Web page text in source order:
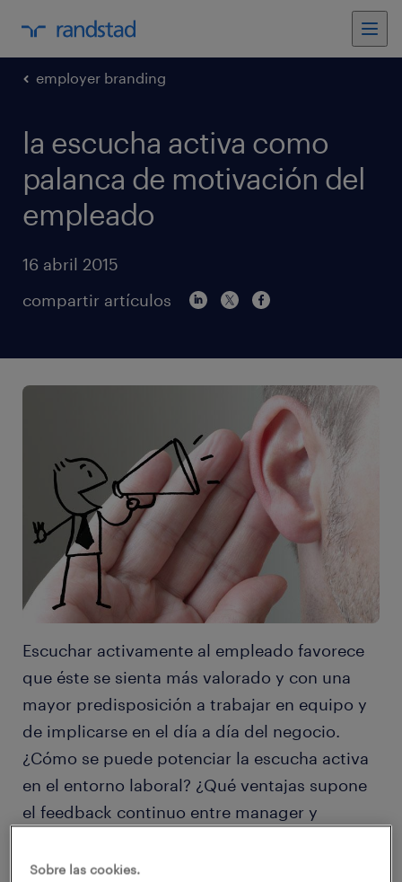
employer branding
la escucha activa como
palanca de motivación del
empleado
16 abril 2015
compartir artículos
Escuchar activamente al empleado favorece
que éste se sienta más valorado y con una
mayor predisposición a trabajar en equipo y
de implicarse en el día a día del negocio.
¿Cómo se puede potenciar la escucha activa
en el entorno laboral? ¿Qué ventajas supone
el feedback continuo entre manager y
Sobre las cookies.